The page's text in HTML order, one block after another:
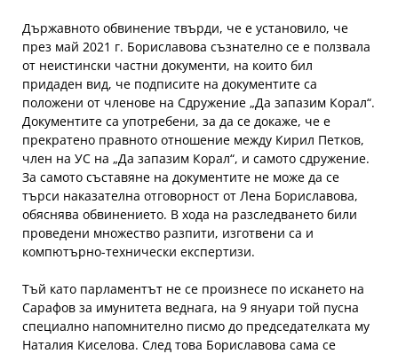
Държавното обвинение твърди, че е установило, че
през май 2021 г. Бориславова съзнателно се е ползвала
от неистински частни документи, на които бил
придаден вид, че подписите на документите са
положени от членове на Сдружение „Да запазим Корал“.
Документите са употребени, за да се докаже, че е
прекратено правното отношение между Кирил Петков,
член на УС на „Да запазим Корал“, и самото сдружение.
За самото съставяне на документите не може да се
търси наказателна отговорност от Лена Бориславова,
обяснява обвинението. В хода на разследването били
проведени множество разпити, изготвени са и
компютърно-технически експертизи.
Тъй като парламентът не се произнесе по искането на
Сарафов за имунитета веднага, на 9 януари той пусна
специално напомнително писмо до председателката му
Наталия Киселова. След това Бориславова сама се